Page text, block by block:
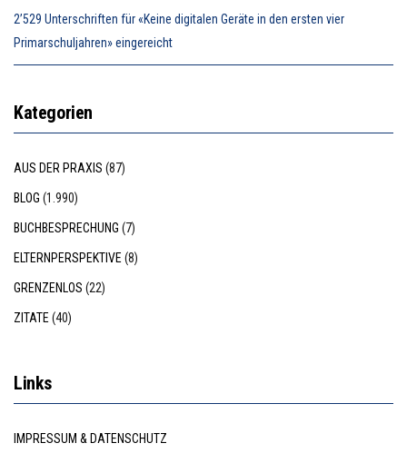
2’529 Unterschriften für «Keine digitalen Geräte in den ersten vier
Primarschuljahren» eingereicht
Kategorien
AUS DER PRAXIS (87)
BLOG (1.990)
BUCHBESPRECHUNG (7)
ELTERNPERSPEKTIVE(8)
GRENZENLOS (22)
ZITATE(40)
Links
IMPRESSUM & DATENSCHUTZ